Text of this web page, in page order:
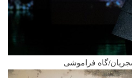
گاه فراموشی